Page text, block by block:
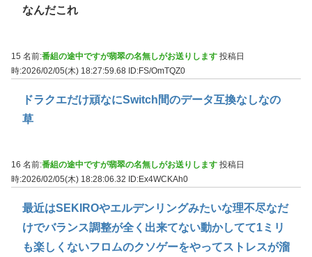
なんだこれ
15 名前:番組の途中ですが翡翠の名無しがお送りします 投稿日
時:2026/02/05(木) 18:27:59.68 ID:FS/OmTQZ0
ドラクエだけ頑なにSwitch間のデータ互換なしなの
草
16 名前:番組の途中ですが翡翠の名無しがお送りします 投稿日
時:2026/02/05(木) 18:28:06.32
ID:Ex4WCKAh0
最近はSEKIROやエルデンリングみたいな理不尽なだ
けでバランス調整が全く出来てない動かしてて1ミリ
も楽しくないフロムのクソゲーをやってストレスが溜